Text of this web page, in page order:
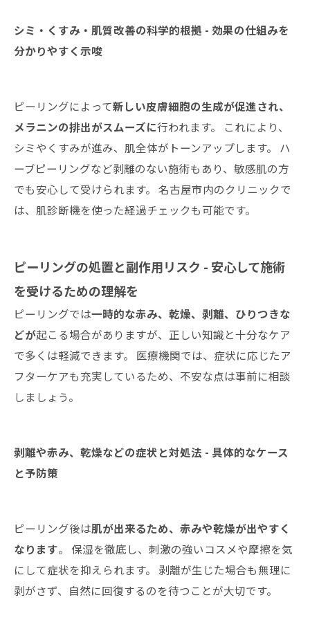
シミ・くすみ・肌質改善の科学的根拠 - 効果の仕組みを
分かりやすく示唆
ピーリングによって新しい皮膚細胞の生成が促進され、
メラニンの排出がスムーズに行われます。 これにより、
シミやくすみが進み、肌全体がトーンアップします。 ハ
ーブピーリングなど剥離のない施術もあり、敏感肌の方
でも安心して受けられます。 名古屋市内のクリニックで
は、肌診断機を使った経過チェックも可能です。
ピーリングの処置と副作用リスク - 安心して施術
を受けるための理解を
ピーリングでは一時的な赤み、乾燥、剥離、ひりつきな
どが起こる場合がありますが、正しい知識と十分なケア
で多くは軽減できます。 医療機関では、症状に応じたア
フターケアも充実しているため、不安な点は事前に相談
しましょう。
剥離や赤み、乾燥などの症状と対処法 - 具体的なケース
と予防策
ピーリング後は肌が出来るため、赤みや乾燥が出やすく
なります。 保湿を徹底し、刺激の強いコスメや摩擦を気
にして症状を抑えられます。 剥離が生じた場合も無理に
剥がさず、自然に回復するのを待つことが大切です。